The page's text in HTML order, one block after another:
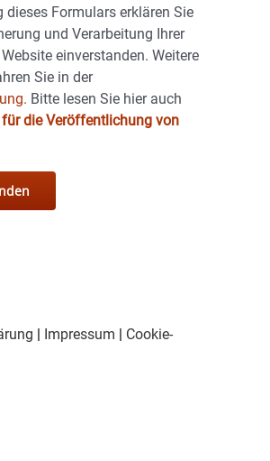
dieses Formulars erklären Sie
und Verarbeitung Ihrer
einverstanden. Weitere
Sie in der
Bitte lesen Sie hier auch
die Veröffentlichung von
| Impressum | Cookie-